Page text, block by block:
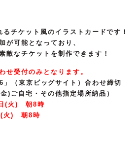
ちら
ミニおっぱいマウスパッドストラップ
チケット風のイラストカードです！
が可能となっており、
敵なチケットを制作できます！
せ受付のみとなります。
（東京ビッグサイト）合わせ締切
)ご自宅・その他指定場所納品）
(火) 朝8時
(火) 朝8時